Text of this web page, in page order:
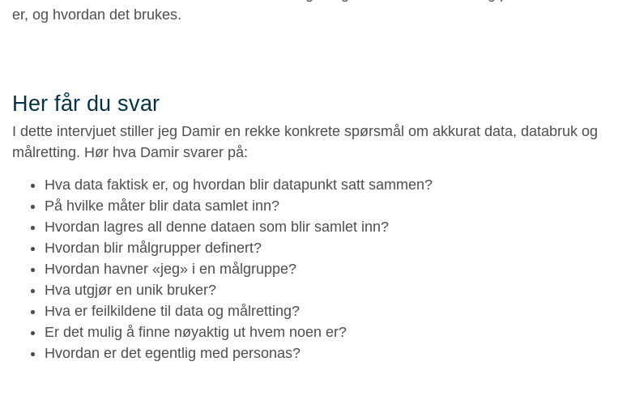
er, og hvordan det brukes.
Her får du svar
I dette intervjuet stiller jeg Damir en rekke konkrete spørsmål om akkurat data, databruk og
målretting. Hør hva Damir svarer på:
Hva data faktisk er, og hvordan blir datapunkt satt sammen?
På hvilke måter blir data samlet inn?
Hvordan lagres all denne dataen som blir samlet inn?
Hvordan blir målgrupper definert?
Hvordan havner «jeg» i en målgruppe?
Hva utgjør en unik bruker?
Hva er feilkildene til data og målretting?
Er det mulig å finne nøyaktig ut hvem noen er?
Hvordan er det egentlig med personas?